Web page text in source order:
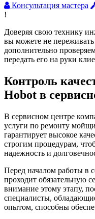
Консультация мастера
!
Доверяя свою технику
вы можете не
дополнительно
передать его на руки
Контроль
Hobot в
В сервисном центре
услуги по ремонту
гарантирует высокое
строгим процедурам,
надежность и
Перед началом работы в
проходит обязательную
внимание этому этапу,
специалисты,
опытом, способны